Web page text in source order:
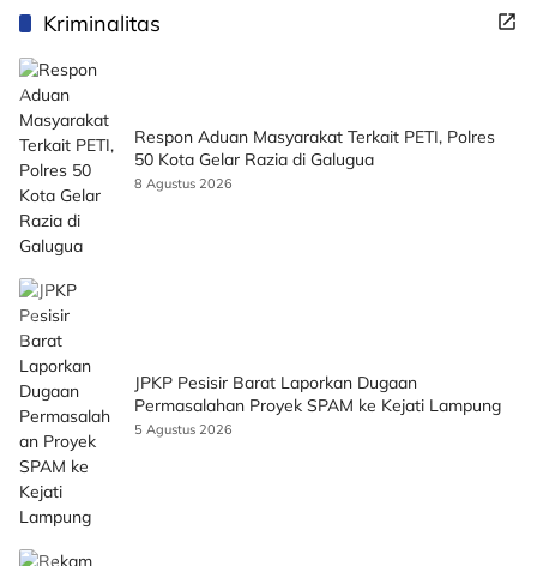
Kriminalitas
Respon Aduan Masyarakat Terkait PETI, Polres
50 Kota Gelar Razia di Galugua
8 Agustus 2026
JPKP Pesisir Barat Laporkan Dugaan
Permasalahan Proyek SPAM ke Kejati Lampung
5 Agustus 2026